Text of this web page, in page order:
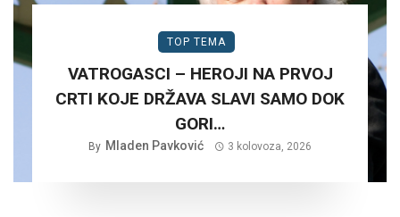
TOP TEMA
VATROGASCI – HEROJI NA PRVOJ
CRTI KOJE DRŽAVA SLAVI SAMO DOK
GORI…
By Mladen Pavković 3 kolovoza, 2026